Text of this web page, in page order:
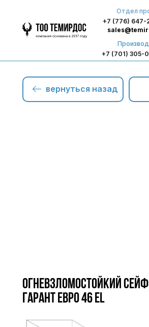
Отдел
+7 (776) 647-
+7 (701) 305-
вернуться назад
Огневзломостойкий сейф
ГАРАНТ ЕВРО 46 EL